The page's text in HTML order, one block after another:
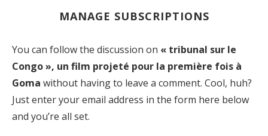
MANAGE SUBSCRIPTIONS
You can follow the discussion on « tribunal sur le
Congo », un film projeté pour la première fois à
Goma without having to leave a comment. Cool, huh?
Just enter your email address in the form here below
and you’re all set.